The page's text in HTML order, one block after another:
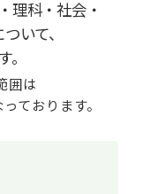
理科・社会・
いて、
囲は
ております。